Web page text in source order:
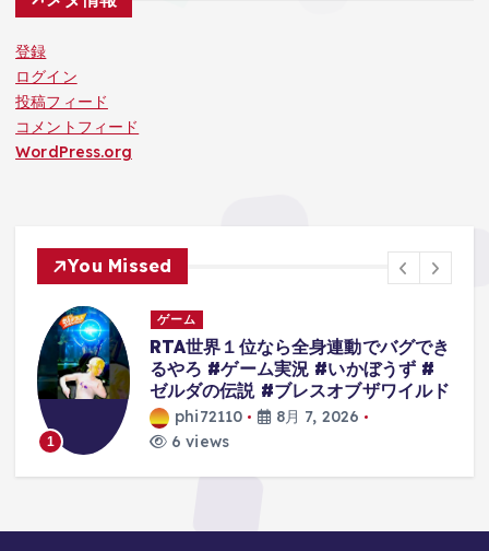
登録
ログイン
投稿フィード
コメントフィード
WordPress.org
You Missed
2
ゲーム
一緒にクリアしょ?
[家電カノジ
ョ] #ゲーム #スマホ ゲーム
#shorts
phi72110
8月 7, 2026
6 views